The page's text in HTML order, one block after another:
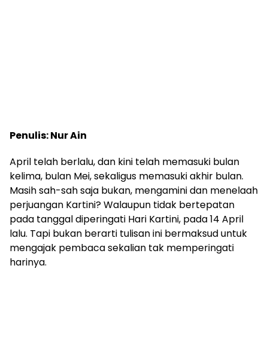
Penulis: Nur Ain
April telah berlalu, dan kini telah memasuki bulan
kelima, bulan Mei, sekaligus memasuki akhir bulan.
Masih sah-sah saja bukan, mengamini dan menelaah
perjuangan Kartini? Walaupun tidak bertepatan
pada tanggal diperingati Hari Kartini, pada 14 April
lalu. Tapi bukan berarti tulisan ini bermaksud untuk
mengajak pembaca sekalian tak memperingati
harinya.